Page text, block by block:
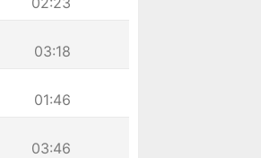
03:18
01:46
03:46